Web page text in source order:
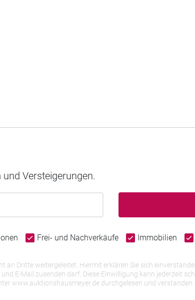
Versteigerungen.
Frei- und Nachverkäufe Immobilien
Dritte weitergeleitet. Hiermit erklären Sie sich
E-Mail zusenden darf. Diese Einwilligung kann jederzeit
www.auktionshausmeyer.de durchgelesen und verstanden.